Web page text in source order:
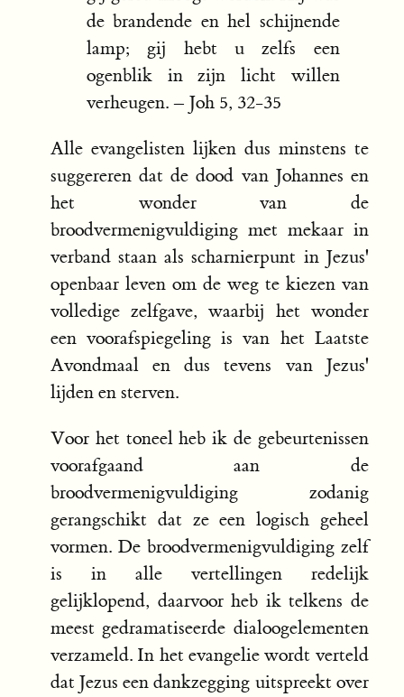
de brandende en hel schijnende
lamp; gij hebt u zelfs een
ogenblik in zijn licht willen
verheugen. – Joh 5, 32-35
Alle evangelisten lijken dus minstens te
suggereren dat de dood van Johannes en
het wonder van de
broodvermenigvuldiging met mekaar in
verband staan als scharnierpunt in Jezus'
openbaar leven om de weg te kiezen van
volledige zelfgave, waarbij het wonder
een voorafspiegeling is van het Laatste
Avondmaal en dus tevens van Jezus'
lijden en sterven.
Voor het toneel heb ik de gebeurtenissen
voorafgaand aan de
broodvermenigvuldiging zodanig
gerangschikt dat ze een logisch geheel
vormen. De broodvermenigvuldiging zelf
is in alle vertellingen redelijk
gelijklopend, daarvoor heb ik telkens de
meest gedramatiseerde dialoogelementen
verzameld. In het evangelie wordt verteld
dat Jezus een dankzegging uitspreekt over